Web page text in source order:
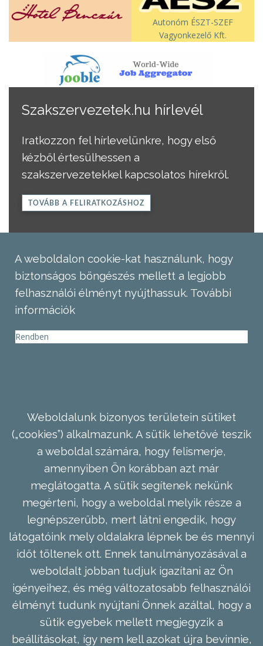
Autonóm ÉSZT-SZEF
Vagyonkezelő Kft.
Szakszervezetek.hu hírlevél
Iratkozzon fel hírlevelünkre, hogy első
kézből értesülhessen a
szakszervezetekkel kapcsolatos hírekről.
TOVÁBB A FELIRATKOZÁSHOZ
A weboldalon cookie-kat használunk, hogy
biztonságos böngészés mellett a legjobb
felhasználói élményt nyújthassuk. További
információk
Rendben
Weboldalunk bizonyos területein sütiket
(„cookies”) alkalmazunk. A sütik lehetővé teszik
a weboldal számára, hogy felismerje,
amennyiben Ön korábban azt már
meglátogatta. A sütik segítenek nekünk
megérteni, hogy a weboldal melyik része a
legnépszerűbb, mert látni engedik, hogy
látogatóink mely oldalakra lépnek be és mennyi
időt töltenek ott. Ennek tanulmányozásával a
weboldalt jobban tudjuk igazítani az Ön
igényeihez, és még változatosabb felhasználói
élményt tudunk nyújtani Önnek azáltal, hogy a
sütik egyebek mellett megjegyzik a
beállításokat, így nem kell azokat újra bevinnie,